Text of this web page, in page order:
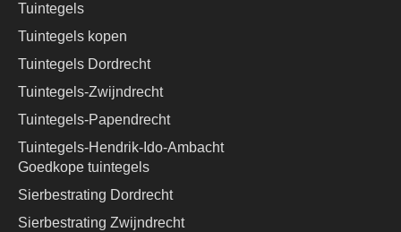
Tuintegels
Tuintegels kopen
Tuintegels Dordrecht
Tuintegels-Zwijndrecht
Tuintegels-Papendrecht
Tuintegels-Hendrik-Ido-Ambacht
Goedkope tuintegels
Sierbestrating Dordrecht
Sierbestrating Zwijndrecht